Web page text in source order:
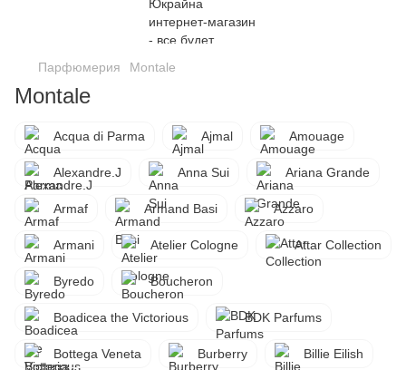
Парфюмерия Montale
Montale
Acqua di Parma Ajmal Amouage
Alexandre.J Anna Sui Ariana Grande
Armaf Armand Basi Azzaro
Armani Atelier Cologne Attar Collection
Byredo Boucheron
Boadicea the Victorious BDK Parfums
Bottega Veneta Burberry Billie Eilish